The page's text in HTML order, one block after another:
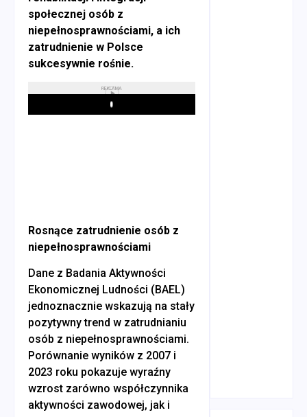
społecznej osób z
niepełnosprawnościami, a ich
zatrudnienie w Polsce
sukcesywnie rośnie.
REKLAMA
Play
Rosnące zatrudnienie osób z
niepełnosprawnościami
Dane z Badania Aktywności
Ekonomicznej Ludności (BAEL)
jednoznacznie wskazują na stały
pozytywny trend w zatrudnianiu
osób z niepełnosprawnościami.
Porównanie wyników z 2007 i
2023 roku pokazuje wyraźny
wzrost zarówno współczynnika
aktywności zawodowej, jak i